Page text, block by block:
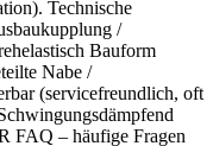
Technische
/
Bauform
Nabe /
(servicefreundlich, oft
FAQ – häufige Fragen